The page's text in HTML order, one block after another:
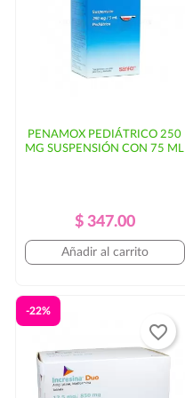
parte del cliente.
PENAMOX PEDIÁTRICO 250
MG SUSPENSIÓN CON 75 ML
Precio
Regular
Precio
$ 347.00
Añadir al carrito
-22%
favorite_border